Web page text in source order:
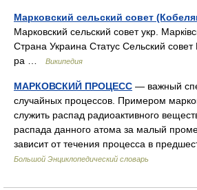
Марковский сельский совет
Марковский сельский совет укр.
Страна Украина Статус Сельский совет
ра …
Википедия
МАРКОВСКИЙ ПРОЦЕСС — важный
случайных процессов. Примером
служить распад радиоактивного
распада данного атома за малый
зависит от течения процесса в
Большой Энциклопедический словарь